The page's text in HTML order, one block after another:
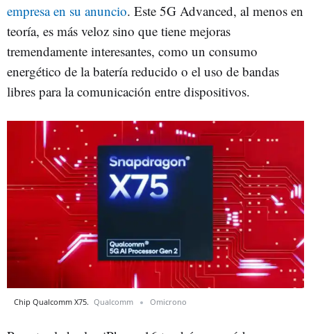
empresa en su anuncio. Este 5G Advanced, al menos en
teoría, es más veloz sino que tiene mejoras
tremendamente interesantes, como un consumo
energético de la batería reducido o el uso de bandas
libres para la comunicación entre dispositivos.
Chip Qualcomm X75. Qualcomm Omicrono